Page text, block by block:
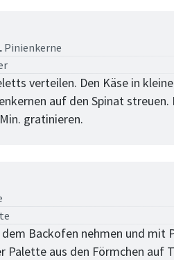
Pinienkerne
verteilen. Den Käse in
auf den Spinat streuen.
gratinieren.
Backofen nehmen und mit
Palette aus den Förmchen auf